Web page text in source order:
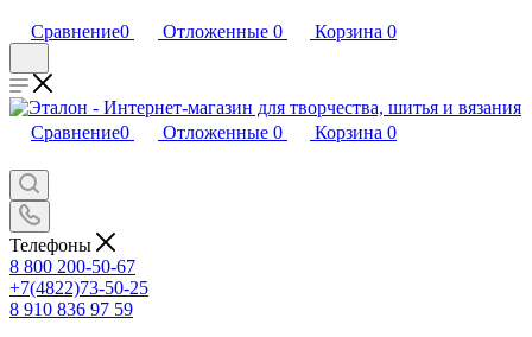
Сравнение0 Отложенные 0 Корзина 0
Сравнение0 Отложенные 0 Корзина 0
Телефоны
8 800 200-50-67
+7(4822)73-50-25
8 910 836 97 59